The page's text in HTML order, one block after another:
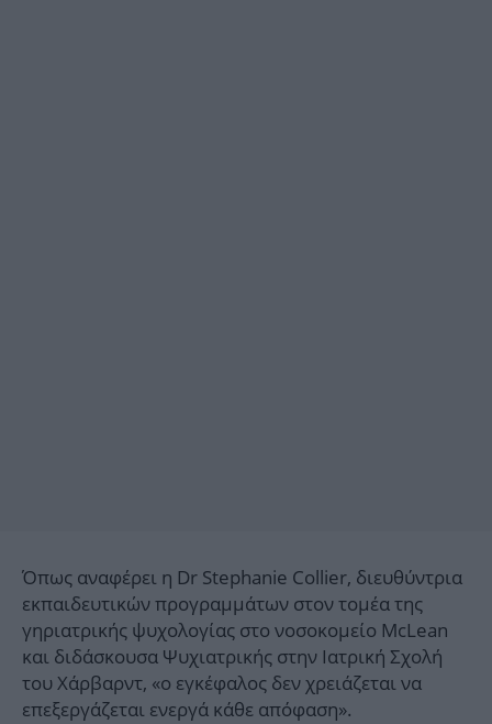
Όπως αναφέρει η Dr Stephanie Collier, διευθύντρια
εκπαιδευτικών προγραμμάτων στον τομέα της
γηριατρικής ψυχολογίας στο νοσοκομείο McLean
και διδάσκουσα Ψυχιατρικής στην Ιατρική Σχολή
του Χάρβαρντ, «ο εγκέφαλος δεν χρειάζεται να
επεξεργάζεται ενεργά κάθε απόφαση».